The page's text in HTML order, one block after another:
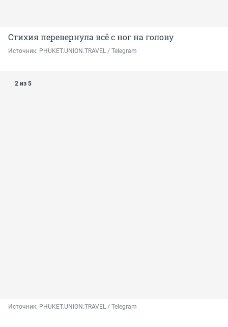
Стихия перевернула всё с ног на голову
Источник: PHUKET.UNION.TRAVEL / Telegram
2 из 5
Источник: PHUKET.UNION.TRAVEL / Telegram